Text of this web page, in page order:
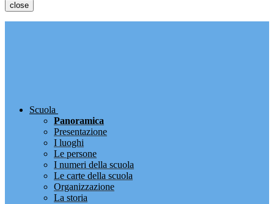
close
Scuola
Panoramica
Presentazione
I luoghi
Le persone
I numeri della scuola
Le carte della scuola
Organizzazione
La storia